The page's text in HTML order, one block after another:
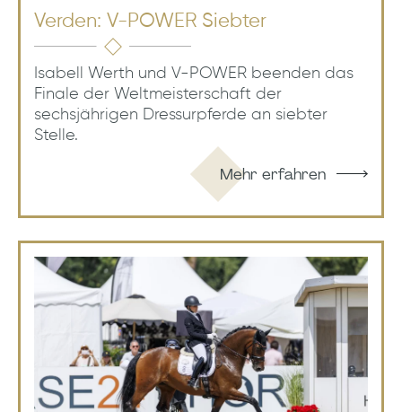
Verden: V-POWER Siebter
Isabell Werth und V-POWER beenden das
Finale der Weltmeisterschaft der
sechsjährigen Dressurpferde an siebter
Stelle.
Mehr erfahren